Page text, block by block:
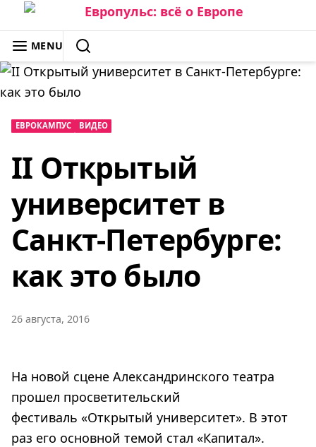
Skip
to
content
ЕВРОПУЛЬС: ВСЁ О ЕВРОПЕ
MENU
SEARCH
ЕВРОКАМПУС ВИДЕО
II Открытый
университет в
Санкт-Петербурге:
как это было
26 августа, 2016
На новой сцене Александринского театра
прошел просветительский
фестиваль «Открытый университет». В этот
раз его основной темой стал «Капитал».